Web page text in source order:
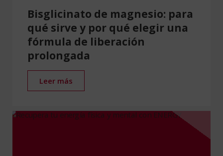
Bisglicinato de magnesio: para
qué sirve y por qué elegir una
fórmula de liberación
prolongada
Leer más